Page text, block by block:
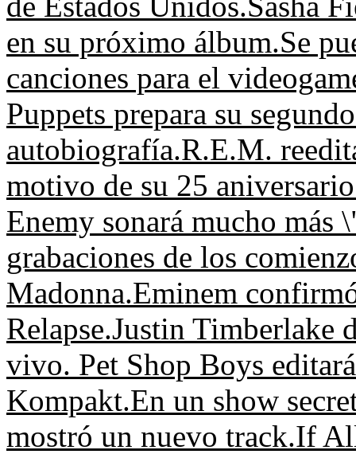
en su próximo álbum.Se
canciones para el
Puppets prepara su
autobiografía.R.E.M.
motivo de su 25
Enemy sonará mucho
grabaciones de los
Madonna.Eminem
Relapse.Justin Timberlake
vivo. Pet Shop Boys
Kompakt.En un show
mostró un nuevo track.If